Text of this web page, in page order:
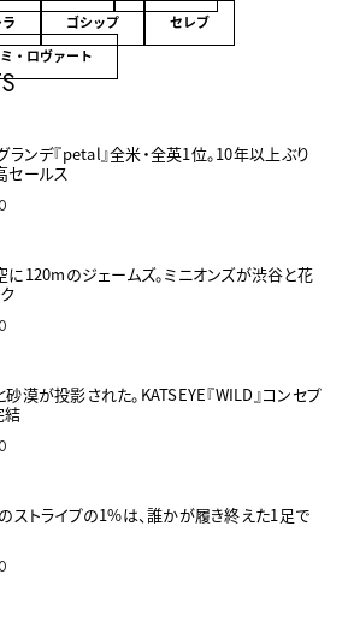
ゴシップ
セレブ
・ロヴァート
ランデ『petal』全米・全英1位。10年以上ぶり
セールス
120mのジェームズ。ミニオンズが渋谷と花
漠が投影された。KATSEYE『WILD』コンセプ
結
ストライプの1%は、誰かが履き終えた1足で